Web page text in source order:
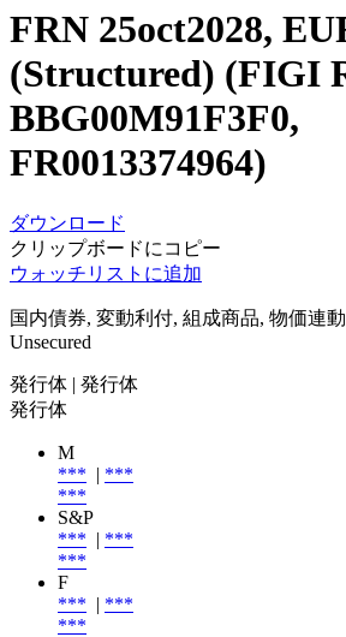
FRN 25oct2028,
(Structured) (FIGI
BBG00M91F3F0,
FR0013374964)
ダウンロード
クリップボードにコピー
ウォッチリストに追加
国内債券, 変動利付, 組成商品, 物価連
Unsecured
発行体 | 発行体
発行体
M
*** | ***
***
S&P
*** | ***
***
F
*** | ***
***